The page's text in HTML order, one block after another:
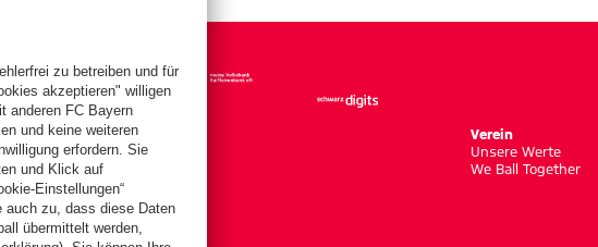
Teams
Profis
ProB
Verein
Unsere Werte
We Ball Together